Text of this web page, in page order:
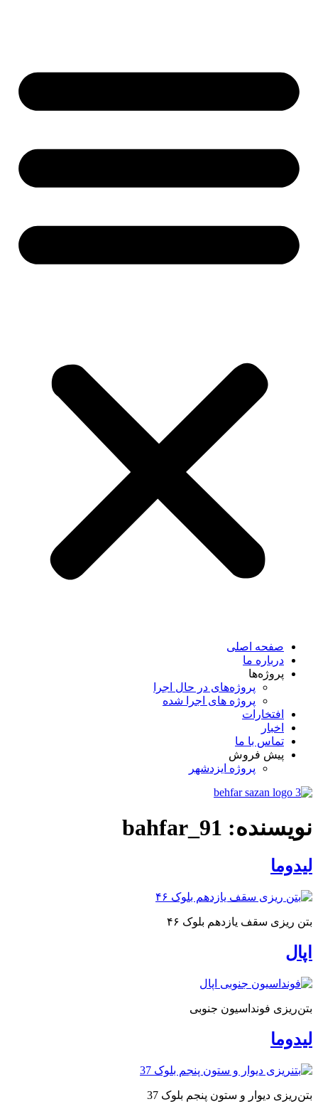
صفحه اصلی
درباره ما
پروژه‌ها
پروژه‌های در حال اجرا
پروژه های اجرا شده
افتخارات
اخبار
تماس با ما
پیش فروش
پروژه ایزدشهر
نویسنده: bahfar_91
لیدوما
بتن ریزی سقف یازدهم بلوک ۴۶
اپال
بتن‌ریزی فونداسیون جنوبی
لیدوما
بتن‌ریزی دیوار و ستون پنجم بلوک 37